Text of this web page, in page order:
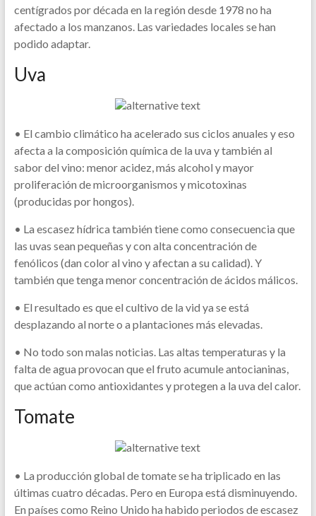
centígrados por década en la región desde 1978 no ha
afectado a los manzanos. Las variedades locales se han
podido adaptar.
Uva
• El cambio climático ha acelerado sus ciclos anuales y eso
afecta a la composición química de la uva y también al
sabor del vino: menor acidez, más alcohol y mayor
proliferación de microorganismos y micotoxinas
(producidas por hongos).
• La escasez hídrica también tiene como consecuencia que
las uvas sean pequeñas y con alta concentración de
fenólicos (dan color al vino y afectan a su calidad). Y
también que tenga menor concentración de ácidos málicos.
• El resultado es que el cultivo de la vid ya se está
desplazando al norte o a plantaciones más elevadas.
• No todo son malas noticias. Las altas temperaturas y la
falta de agua provocan que el fruto acumule antocianinas,
que actúan como antioxidantes y protegen a la uva del calor.
Tomate
• La producción global de tomate se ha triplicado en las
últimas cuatro décadas. Pero en Europa está disminuyendo.
En países como Reino Unido ha habido periodos de escasez